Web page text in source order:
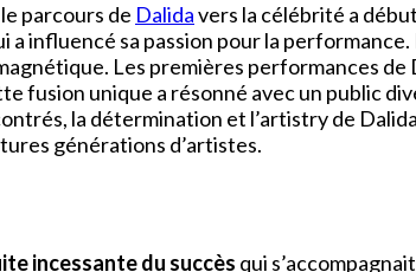
le parcours de Dalidavers la célébrité a
a influencé sa passion pour la
Les premières performances
fusion unique a résonné avec un public
la détermination et l’artistry de
générations d’artistes.
incessante du succès qui